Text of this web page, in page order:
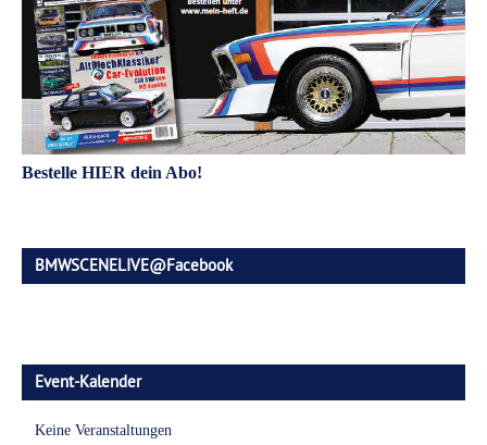
Bestelle HIER dein Abo!
BMWSCENELIVE@Facebook
Event-Kalender
Keine Veranstaltungen